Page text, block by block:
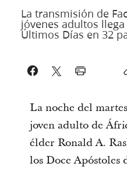
La transmisión de
jóvenes adultos
Últimos Días en 32
La noche del
joven adulto de
élder Ronald A.
los Doce Apóstoles